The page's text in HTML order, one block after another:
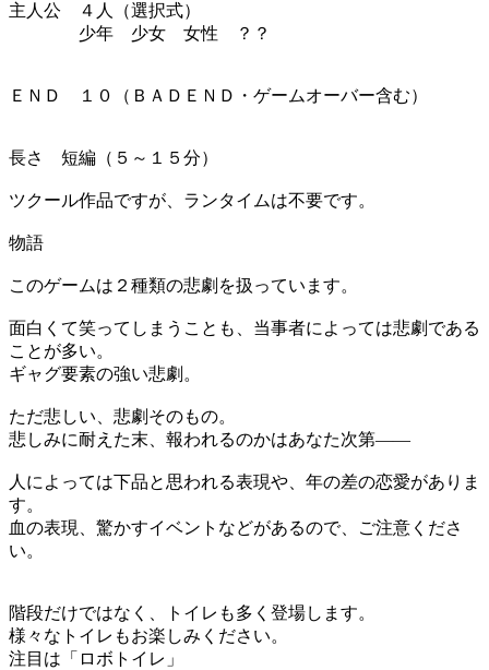
主人公 ４人（選択式）
少年 少女 女性 ？？
ＥＮＤ １０（ＢＡＤＥＮＤ・ゲームオーバー含む）
長さ 短編（５～１５分）
ツクール作品ですが、ランタイムは不要です。
物語
このゲームは２種類の悲劇を扱っています。
面白くて笑ってしまうことも、当事者によっては悲劇である
ことが多い。
ギャグ要素の強い悲劇。
ただ悲しい、悲劇そのもの。
悲しみに耐えた末、報われるのかはあなた次第――
人によっては下品と思われる表現や、年の差の恋愛がありま
す。
血の表現、驚かすイベントなどがあるので、ご注意くださ
い。
階段だけではなく、トイレも多く登場します。
様々なトイレもお楽しみください。
注目は「ロボトイレ」